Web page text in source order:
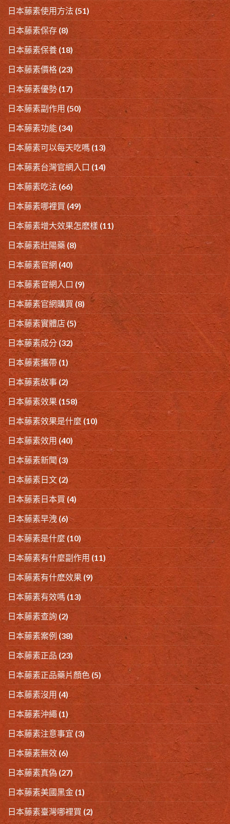
日本藤素使用方法 (51)
日本藤素保存 (8)
日本藤素保養 (18)
日本藤素價格 (23)
日本藤素優勢 (17)
日本藤素副作用 (50)
日本藤素功能 (34)
日本藤素可以每天吃嗎 (13)
日本藤素台灣官網入口 (14)
日本藤素吃法 (66)
日本藤素哪裡買 (49)
日本藤素增大效果怎麽樣 (11)
日本藤素壯陽藥 (8)
日本藤素官網 (40)
日本藤素官網入口 (9)
日本藤素官網購買 (8)
日本藤素實體店(5)
日本藤素成分(32)
日本藤素攜帶 (1)
日本藤素故事 (2)
日本藤素效果 (158)
日本藤素效果是什麼 (10)
日本藤素效用(40)
日本藤素新聞 (3)
日本藤素日文 (2)
日本藤素日本買 (4)
日本藤素早洩 (6)
日本藤素是什麼(10)
日本藤素有什麼副作用 (11)
日本藤素有什麽效果 (9)
日本藤素有效嗎 (13)
日本藤素查詢 (2)
日本藤素案例 (38)
日本藤素正品 (23)
日本藤素正品藥片顏色 (5)
日本藤素沒用 (4)
日本藤素沖繩 (1)
日本藤素注意事宜 (3)
日本藤素無效 (6)
日本藤素真偽 (27)
日本藤素美國黑金 (1)
日本藤素臺灣哪裡買 (2)